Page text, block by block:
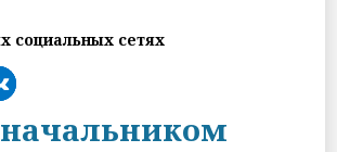
социальных сетях